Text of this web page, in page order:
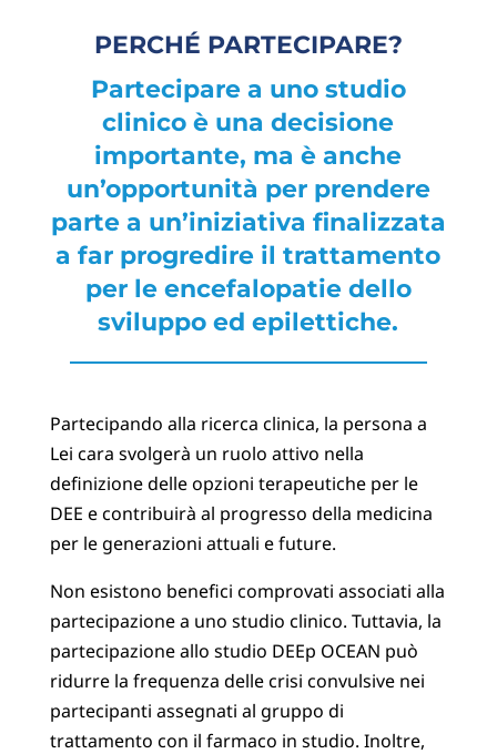
PERCHÉ PARTECIPARE?
Partecipare a uno studio
clinico è una decisione
importante, ma è anche
un’opportunità per prendere
parte a un’iniziativa finalizzata
a far progredire il trattamento
per le encefalopatie dello
sviluppo ed epilettiche.
Partecipando alla ricerca clinica, la persona a
Lei cara svolgerà un ruolo attivo nella
definizione delle opzioni terapeutiche per le
DEE e contribuirà al progresso della medicina
per le generazioni attuali e future.
Non esistono benefici comprovati associati alla
partecipazione a uno studio clinico. Tuttavia, la
partecipazione allo studio DEEp OCEAN può
ridurre la frequenza delle crisi convulsive nei
partecipanti assegnati al gruppo di
trattamento con il farmaco in studio. Inoltre,